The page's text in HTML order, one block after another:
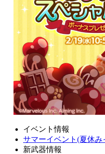
イベント情報
サマーイベント(夏休み
新武器情報